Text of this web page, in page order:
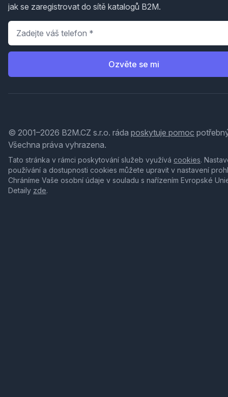
jak se zaregistrovat do sítě katalogů B2M.
Telefon
Ozvěte se mi
© 2001–2026 B2M.CZ s.r.o. ráda poskytuje pomoc
Všechna práva vyhrazena.
Tato stránka v rámci poskytování služeb využívá cookies.
používání a dostupnosti cookies můžete upravit v nastavení
Chráníme Vaše osobní údaje v souladu s nařízením Evropské
Detaily zde.